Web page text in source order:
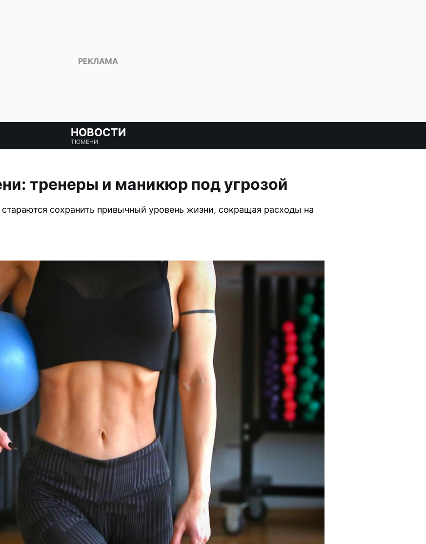
НОВОСТИ
ТЮМЕНИ
тренеры и маникюр под угрозой
сохранить привычный уровень жизни, сокращая расходы на